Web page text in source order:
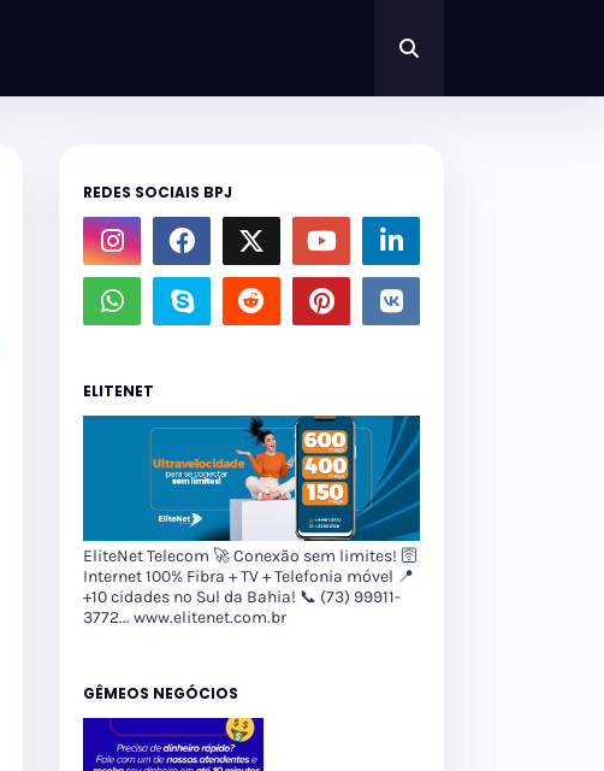
REDES SOCIAIS BPJ
ELITENET
EliteNet Telecom 🚀 Conexão sem limites! 🛜
Internet 100% Fibra + TV + Telefonia móvel 📍
+10 cidades no Sul da Bahia! 📞 (73) 99911-
3772... www.elitenet.com.br
GÊMEOS NEGÓCIOS